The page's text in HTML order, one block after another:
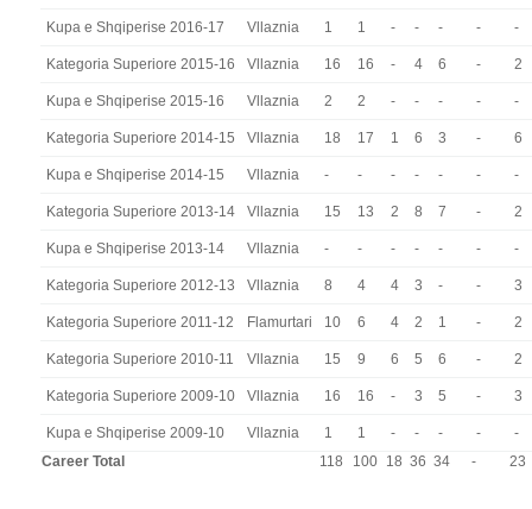
Kupa e Shqiperise 2016-17 Vllaznia 1 1 - - - - -
Kategoria Superiore 2015-16 Vllaznia 16 16 - 4 6 - 2
Kupa e Shqiperise 2015-16 Vllaznia 2 2 - - - - -
Kategoria Superiore 2014-15 Vllaznia 18 17 1 6 3 - 6
Kupa e Shqiperise 2014-15 Vllaznia - - - - - - -
Kategoria Superiore 2013-14 Vllaznia 15 13 2 8 7 - 2
Kupa e Shqiperise 2013-14 Vllaznia - - - - - - -
Kategoria Superiore 2012-13 Vllaznia 8 4 4 3 - - 3
Kategoria Superiore 2011-12 Flamurtari 10 6 4 2 1 - 2
Kategoria Superiore 2010-11 Vllaznia 15 9 6 5 6 - 2
Kategoria Superiore 2009-10 Vllaznia 16 16 - 3 5 - 3
Kupa e Shqiperise 2009-10 Vllaznia 1 1 - - - -
-
Career Total
118 100 18 36 34 - 23